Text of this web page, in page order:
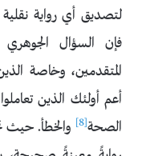
لتصديق أي رواية
فإن السؤال
المتقدمين، وخاصة
أعم أولئك الذين
الصحة[8]
والخطأ. حيث